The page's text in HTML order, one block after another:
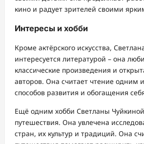
кино и радует зрителей своими
Интересы и хобби
Кроме актёрского искусства,
интересуется литературой – она
классические произведения и
авторов. Она считает чтение одним
способов развития и обогащения
Ещё одним хобби Светланы Чуйкиной
путешествия. Она увлечена
стран, их культур и традиций. Она